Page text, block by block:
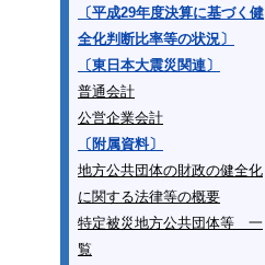
〔平成29年度決算に基づく健
全化判断比率等の状況〕
〔東日本大震災関連〕
普通会計
公営企業会計
〔附属資料〕
地方公共団体の財政の健全化
に関する法律等の概要
特定被災地方公共団体等 一
覧